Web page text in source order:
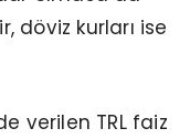
döviz kurları ise
verilen TRL faiz